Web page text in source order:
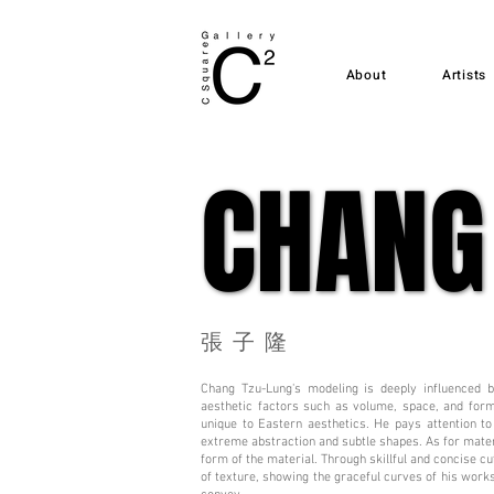
About Artists
張子隆
Chang Tzu-Lung's modeling is deeply
aesthetic factors such as volume, space, and
unique to Eastern aesthetics. He pays attention
extreme abstraction and subtle shapes. As for
form of the material. Through skillful and concise
of texture, showing the graceful curves of his